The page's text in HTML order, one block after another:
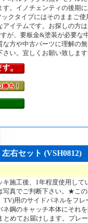
す。イノチェンティの後期
クタイプにはそのままご
アイテムです。お探しの方
が、要板金&塗装が必要な
な方や中古パーツに理解の
い。宜しくお願い致します
右セット (VSH0812)
施工後、1年程度使用して
写真でご判断下さい。★こ
用のサイドパネルをフレ
鋼のキャッチ本体にそれ
とめてお届けします。プレ